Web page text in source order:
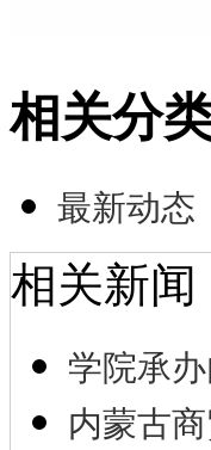
相关分
最新动态
相关新闻
学院承
内蒙古